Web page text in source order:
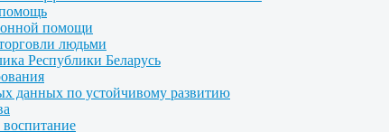
помощи
людьми
Республики Беларусь
данных по устойчивому развитию